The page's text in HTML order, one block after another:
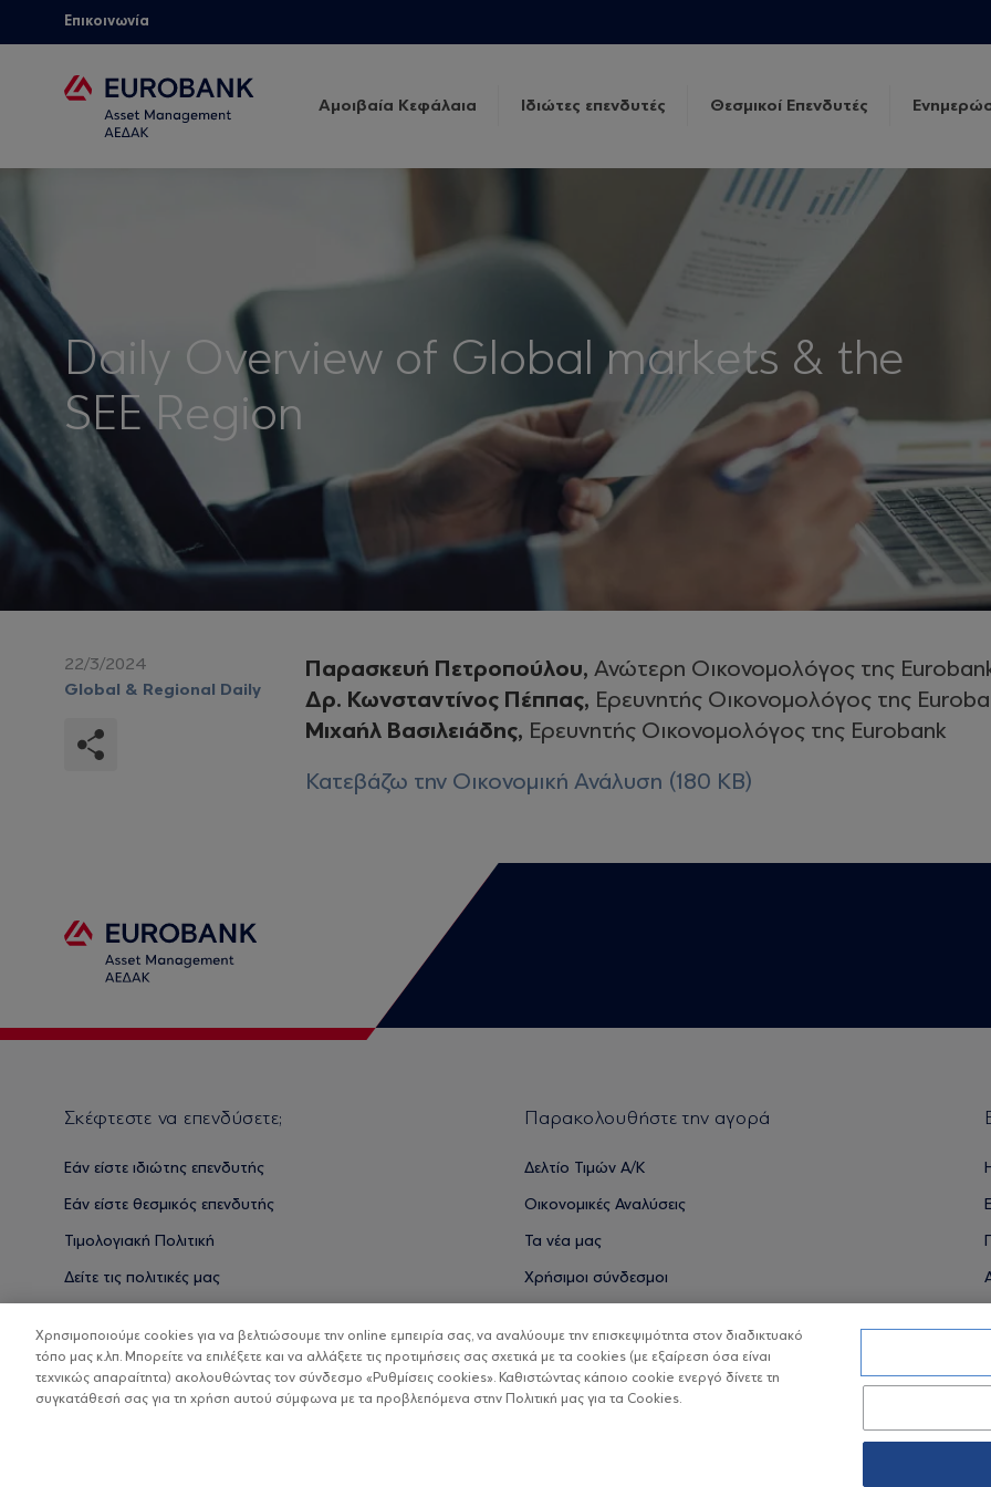
Επικοινωνία
Αμοιβαία Κεφάλαια Ιδιώτες επενδυτές Θεσμικοί Επενδυτές
Daily Overview of Global markets & the
SEE Region
22/3/2024
Global & Regional Daily
Παρασκευή Πετροπούλου, Ανώτερη Οικονομολόγος της
Δρ. Κωνσταντίνος Πέππας, Ερευνητής Οικονομολόγος της
Μιχαήλ Βασιλειάδης, Ερευνητής Οικονομολόγος της Eurobank
Κατεβάζω την Οικονομική Ανάλυση (180 KB)
Σκέφτεστε να επενδύσετε;
Εάν είστε ιδιώτης επενδυτής
Εάν είστε θεσμικός επενδυτής
Τιμολογιακή Πολιτική
Δείτε τις πολιτικές μας
Παρακολουθήστε την αγορά
Δελτίο Τιμών Α/Κ
Οικονομικές Αναλύσεις
Τα νέα μας
Χρήσιμοι σύνδεσμοι
ΟΙ ΟΣΕΚΑ ΔΕΝ ΕΧΟΥΝ ΕΓΓΥΗΜΕΝΗ ΑΠΟΔΟΣΗ ΚΑΙ ΟΙ
Χρησιμοποιούμε cookies για να βελτιώσουμε την online εμπειρία σας, να αναλύουμε την επισκεψιμότητα στον διαδικτυακό
τόπο μας κ.λπ. Μπορείτε να επιλέξετε και να αλλάξετε τις προτιμήσεις σας σχετικά με τα cookies (με εξαίρεση όσα είναι
τεχνικώς απαραίτητα) ακολουθώντας τον σύνδεσμο «Ρυθμίσεις cookies». Καθιστώντας κάποιο cookie ενεργό δίνετε τη
συγκατάθεσή σας για τη χρήση αυτού σύμφωνα με τα προβλεπόμενα στην Πολιτική μας για τα Cookies.